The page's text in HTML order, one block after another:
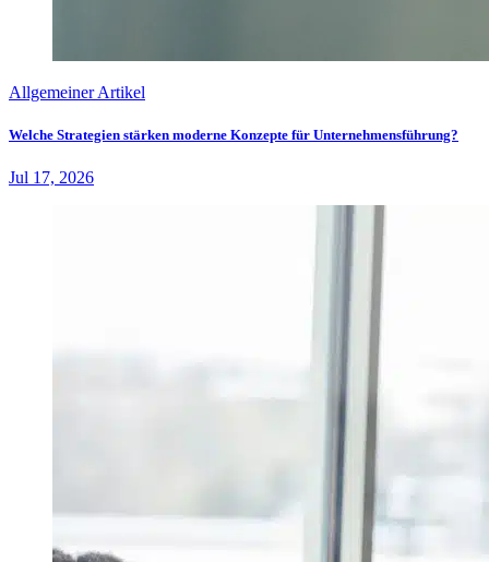
Allgemeiner Artikel
Welche Strategien stärken moderne Konzepte für Unternehmensführung?
Jul 17, 2026